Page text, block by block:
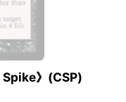
》(CSP)